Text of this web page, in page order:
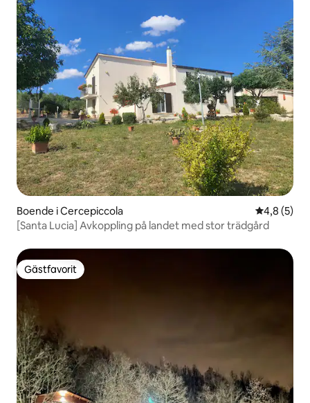
Boende i Cercepiccola 4,8 av 5 i
4,8 (5)
[Santa Lucia] Avkoppling på landet med stor trädgård
Gästfavorit
Gästfavorit